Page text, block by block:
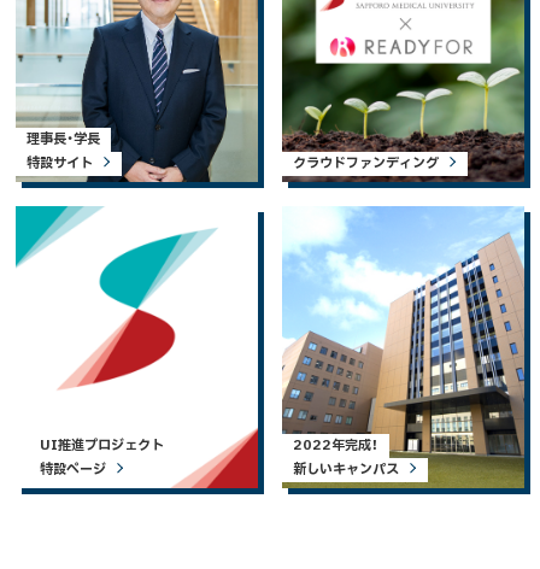
理事長・学長
特設サイト
クラウドファンディング
UI推進プロジェクト
特設ページ
2022年完成！
新しいキャンパス